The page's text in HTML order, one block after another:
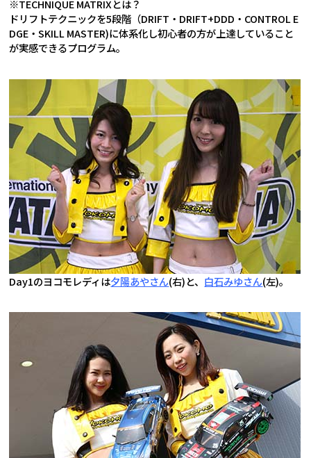
※TECHNIQUE MATRIXとは？
ドリフトテクニックを5段階（DRIFT・DRIFT+DDD・CONTROL E
DGE・SKILL MASTER)に体系化し初心者の方が上達していること
が実感できるプログラム。
Day1のヨコモレディは夕陽あやさん(右)と、 白石みゆさん(左)。